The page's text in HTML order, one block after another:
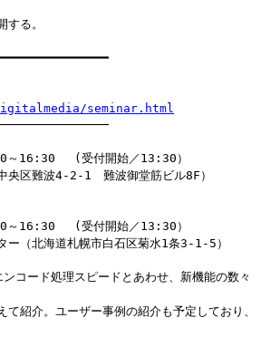
する。
seminar.html
～16:30 (受付開始／13:30）
央区難波4-2-1 難波御堂筋ビル8F）
～16:30 (受付開始／13:30）
ー（北海道札幌市白石区菊水1条3-1-5）
コード処理スピードとあわせ、新機能の数々
紹介。ユーザー事例の紹介も予定しており、